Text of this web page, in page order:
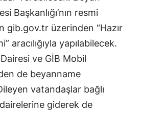
Başkanlığı’nın resmi
gib.gov.tr üzerinden “Hazır
aracılığıyla yapılabilecek.
ve GİB Mobil
de beyanname
vatandaşlar bağlı
giderek de